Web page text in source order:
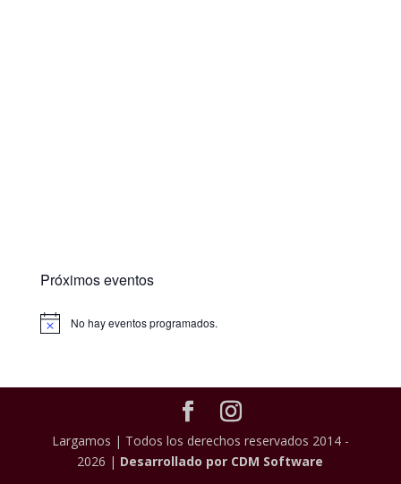
Próximos eventos
No hay eventos programados.
Largamos | Todos los derechos reservados 2014 -
2026 | Desarrollado por CDM Software